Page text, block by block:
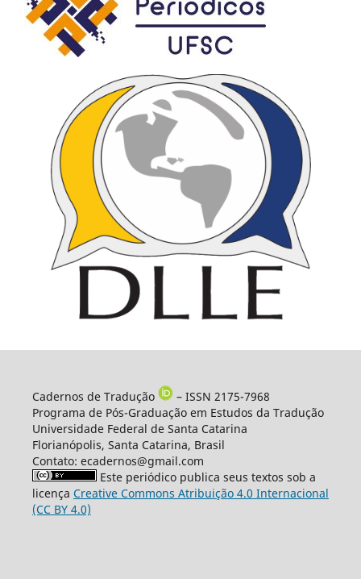
Cadernos de Tradução
– ISSN 2175-7968
Programa de Pós-Graduação em Estudos da Tradução
Universidade Federal de Santa Catarina
Florianópolis, Santa Catarina, Brasil
Contato: ecadernos@gmail.com
Este periódico publica seus textos sob a
licença Creative Commons Atribuição 4.0 Internacional
(CC BY 4.0)